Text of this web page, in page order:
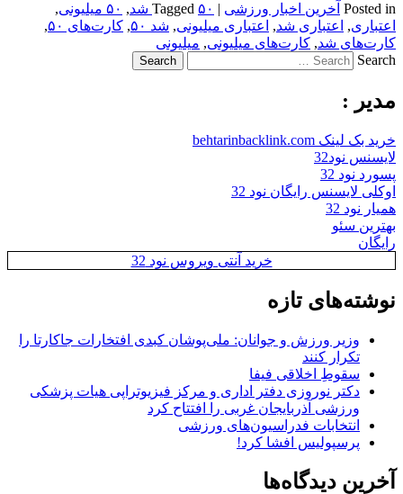
Posted in آخرین اخبار ورزشی |
Tagged ۵۰ شد , ۵۰ میلیونی
,
اعتباری, اعتباری شد, اعتباری میلیونی, شد ۵۰ , کارت‌های ۵۰
,
کارت‌های شد, کارت‌های میلیونی, میلیونی
Search
مدیر :
خرید بک لینک behtarinbacklink.com
لایسنس نود32
پسورد نود 32
اوکلی لایسنس رایگان نود 32
همیار نود 32
بهترین سئو
رایگان
خرید آنتی ویروس نود 32
نوشته‌های تازه
وزیر ورزش و جوانان: ملی‌پوشان کبدی افتخارات جاکارتا را
تکرار کنند
سقوطِ اخلاقی فیفا
دکتر نوروزی دفتر اداری و مرکز فیزیوتراپی هیات پزشکی
ورزشی آذربایجان غربی را افتتاح کرد
انتخابات فدراسیون‌های ورزشی
پرسپولیس افشا کرد!
آخرین دیدگاه‌ها